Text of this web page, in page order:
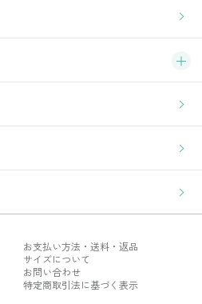
ア
お支払い方法・送料・返品
サイズについて
お問い合わせ
特定商取引法に基づく表示